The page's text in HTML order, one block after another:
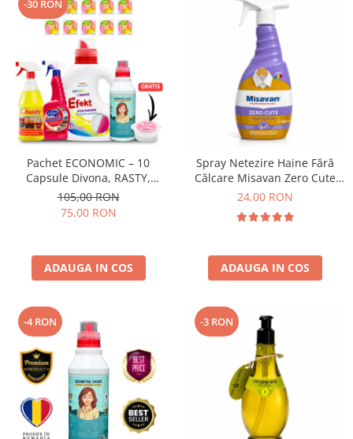
-30 RON
Pachet ECONOMIC – 10
Capsule Divona, RASTY,
ACEPRIN, Efekt, Secretul Deliei
+ Sare Inalbire GRATIS
105,00 RON
75,00 RON
ADAUGA IN COS
Spray Netezire Haine Fără
Călcare Misavan Zero Cute
Zero Parfum 500 ml
24,00 RON
ADAUGA IN COS
-4 RON -3 RON